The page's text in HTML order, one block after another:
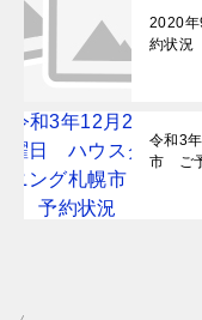
2020
約状況
令和3
市 ご